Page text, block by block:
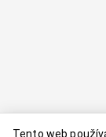
Tento web